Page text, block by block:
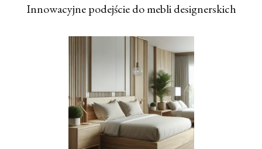
Innowacyjne podejście do mebli designerskich